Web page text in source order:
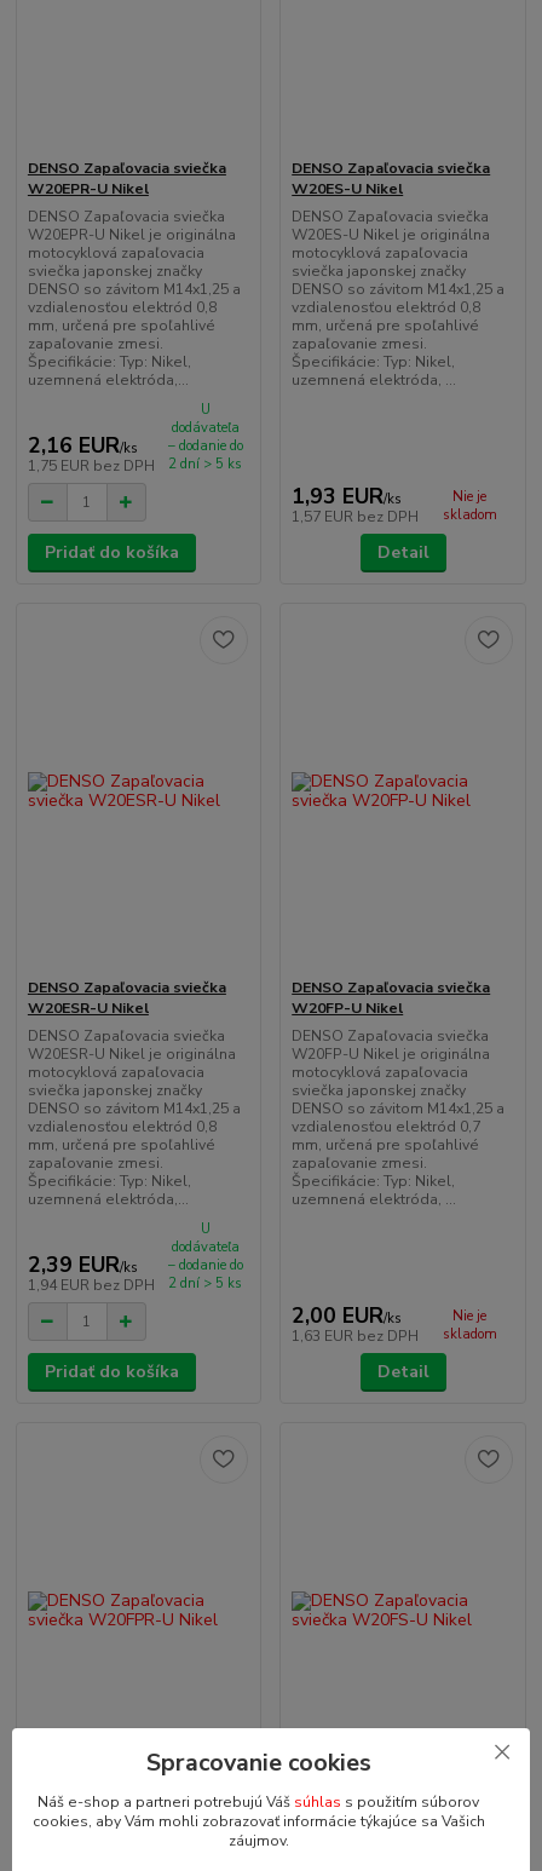
DENSO Zapaľovacia sviečka
W20EPR-U Nikel
DENSO Zapaľovacia sviečka
W20EPR-U Nikel je originálna
motocyklová zapaľovacia
sviečka japonskej značky
DENSO so závitom M14x1,25 a
vzdialenosťou elektród 0,8
mm, určená pre spoľahlivé
zapaľovanie zmesi.
Špecifikácie: Typ: Nikel,
uzemnená elektróda,...
2,16 EUR/ks
1,75 EUR bez DPH
U
dodávateľa
– dodanie do
2 dní > 5 ks
Pridať do košíka
DENSO Zapaľovacia sviečka
W20ES-U Nikel
DENSO Zapaľovacia sviečka
W20ES-U Nikel je originálna
motocyklová zapaľovacia
sviečka japonskej značky
DENSO so závitom M14x1,25 a
vzdialenosťou elektród 0,8
mm, určená pre spoľahlivé
zapaľovanie zmesi.
Špecifikácie: Typ: Nikel,
uzemnená elektróda, ...
1,93 EUR/ks
1,57 EUR bez DPH
Nie je
skladom
Detail
DENSO Zapaľovacia sviečka
W20ESR-U Nikel
DENSO Zapaľovacia sviečka
W20ESR-U Nikel je originálna
motocyklová zapaľovacia
sviečka japonskej značky
DENSO so závitom M14x1,25 a
vzdialenosťou elektród 0,8
mm, určená pre spoľahlivé
zapaľovanie zmesi.
Špecifikácie: Typ: Nikel,
uzemnená elektróda,...
2,39 EUR/ks
1,94 EUR bez DPH
U
dodávateľa
– dodanie do
2 dní > 5 ks
Pridať do košíka
DENSO Zapaľovacia sviečka
W20FP-U Nikel
DENSO Zapaľovacia sviečka
W20FP-U Nikel je originálna
motocyklová zapaľovacia
sviečka japonskej značky
DENSO so závitom M14x1,25 a
vzdialenosťou elektród 0,7
mm, určená pre spoľahlivé
zapaľovanie zmesi.
Špecifikácie: Typ: Nikel,
uzemnená elektróda, ...
2,00 EUR/ks
1,63 EUR bez DPH
Nie je
skladom
Detail
DENSO Zapaľovacia sviečka
W20FPR-U Nikel
DENSO Zapaľovacia sviečka
W20FS-U Nikel
Spracovanie cookies
Náš e-shop a partneri potrebujú Váš súhlas s použitím súborov
cookies, aby Vám mohli zobrazovať informácie týkajúce sa Vašich
záujmov.